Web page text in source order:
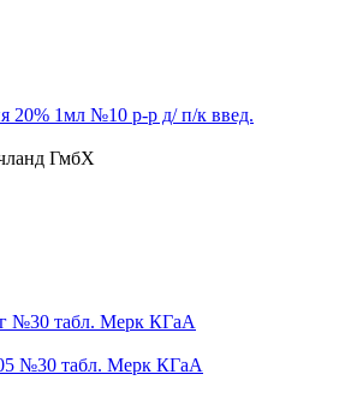
20% 1мл №10 р-р д/ п/к введ.
ГмбХ
№30 табл. Мерк КГаА